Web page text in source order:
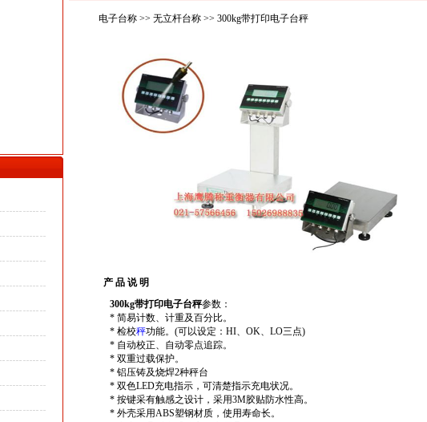
电子台称>> 无立杆台称>> 300kg带打印电子台秤
产 品 说 明
300kg带打印电子台秤参数：
* 简易计数、计重及百分比。
* 检校秤功能。(可以设定：HI、OK、LO三点)
* 自动校正、自动零点追踪。
* 双重过载保护。
* 铝压铸及烧焊2种秤台
* 双色LED充电指示，可清楚指示充电状况。
* 按键采有触感之设计，采用3M胶贴防水性高。
* 外壳采用ABS塑钢材质，使用寿命长。